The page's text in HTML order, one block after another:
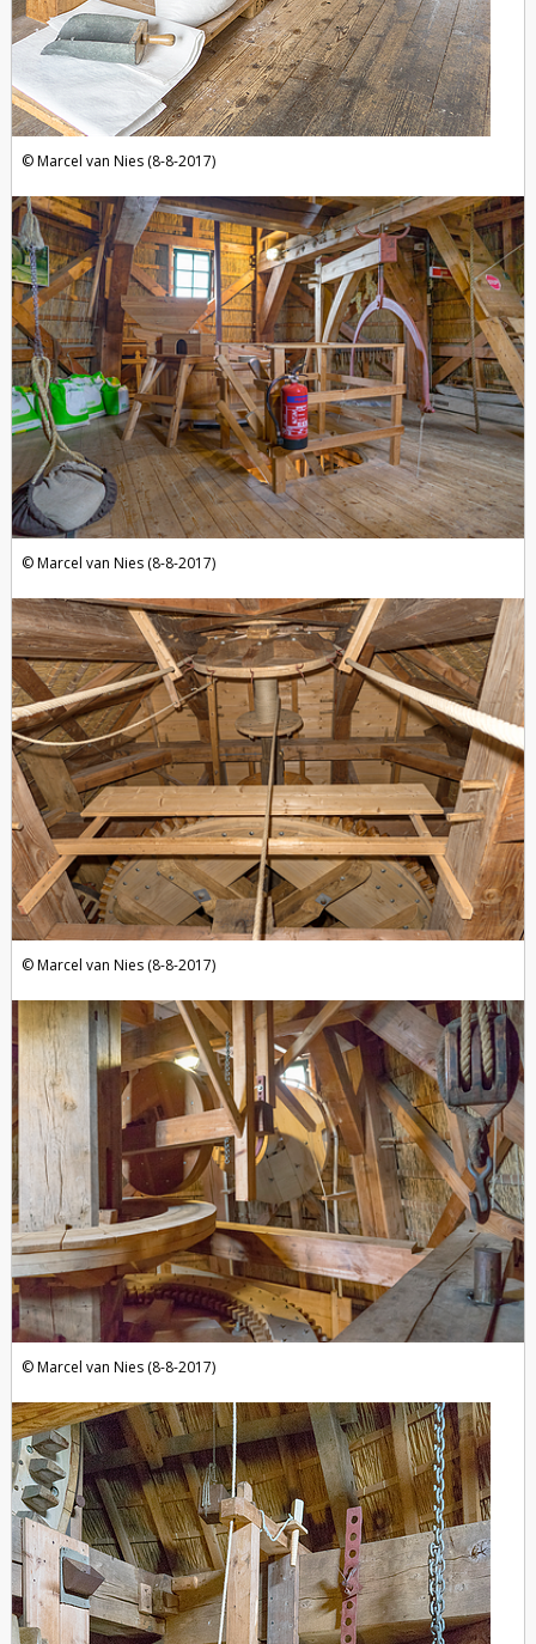
Marcel van Nies (8-8-2017)
Marcel van Nies (8-8-2017)
Marcel van Nies (8-8-2017)
Marcel van Nies (8-8-2017)